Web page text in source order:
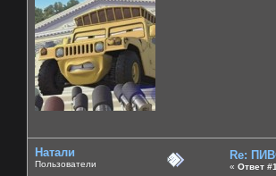
Натали
Пользователи
Re:
« Ответ